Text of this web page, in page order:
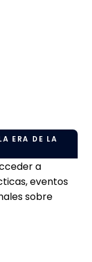
ERA DE LA
a
eventos
sobre